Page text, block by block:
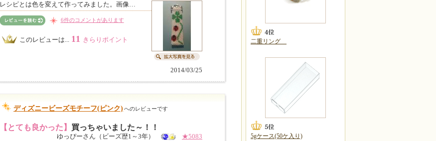
レシピとは色を変えて作ってみました。画像…
6件のコメントがあります
このレビューは... 11 きらりポイント
2014/03/25
ディズニービーズモチーフ(ピンク) へのレビューです
【とても良かった】 買っちゃいました～！！
ゆっぴーさん（ビーズ歴1～3年）
★5083
二重リング
5gケース(50ケ入り)